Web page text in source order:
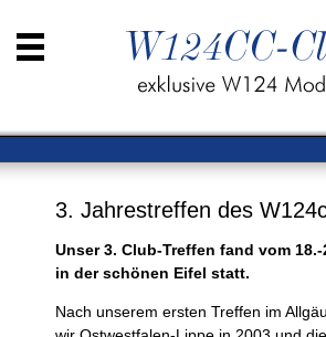
3. Jahrestreffen des
Unser 3. Club-Treffen fand vom
in der schönen Eifel statt.
Nach unserem ersten Treffen im
Navigation
Wir
über
Fahrzeuge
Club-
Kalender
Rückblicke
2015